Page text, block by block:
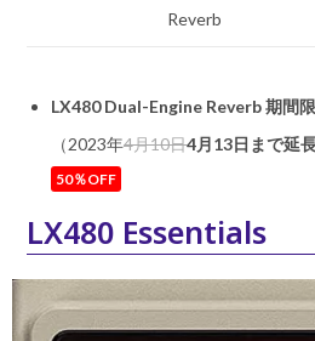
Reverb
LX480 Dual-Engine Reverb 期間
（2023年4月10日4月13日まで延
50％OFF
LX480 Essentials